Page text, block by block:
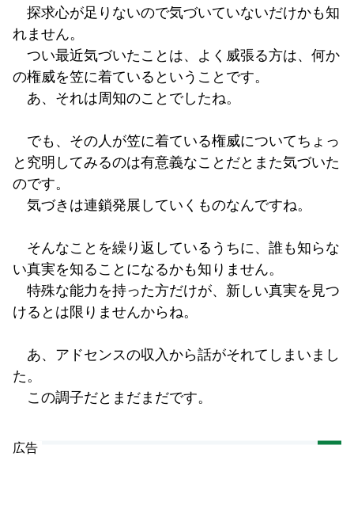
探求心が足りないので気づいていないだけかも知
れません。
つい最近気づいたことは、よく威張る方は、何か
の権威を笠に着ているということです。
あ、それは周知のことでしたね。
でも、その人が笠に着ている権威についてちょっ
と究明してみるのは有意義なことだとまた気づいた
のです。
気づきは連鎖発展していくものなんですね。
そんなことを繰り返しているうちに、誰も知らな
い真実を知ることになるかも知りません。
特殊な能力を持った方だけが、新しい真実を見つ
けるとは限りませんからね。
あ、アドセンスの収入から話がそれてしまいまし
た。
この調子だとまだまだです。
広告